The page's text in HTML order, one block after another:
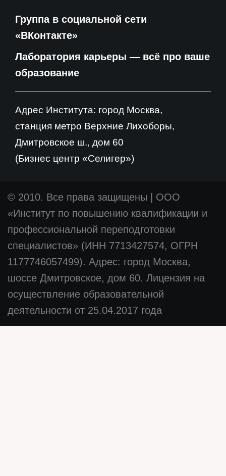
Группа в социальной сети
«ВКонтакте»
Лаборатория карьеры — всё про ваше
образование
Адрес Института: город Москва,
станция метро Верхние Лихоборы,
Дмитровское ш., дом 60
(Бизнес центр «Селигер»)
© 2010. Все права защищены
ООО
«Институт по повышению квалификации и
профессиональной переподготовки
специалистов» (ИНН 7713427574, ОГРН
1177746057499). Адрес: город Москва,
шоссе Дмитровское, дом 60. Лицензия на
осуществление образовательной
деятельности от 25.04.2017 года